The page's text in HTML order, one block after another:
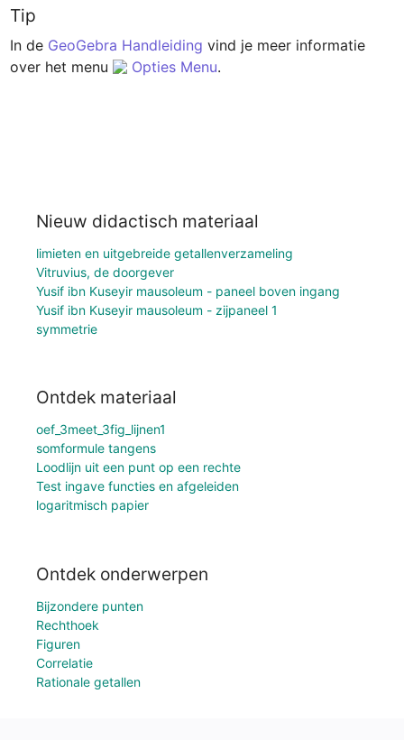
Tip
In de GeoGebra Handleiding vind je meer informatie
over het menu
Opties Menu.
Nieuw didactisch materiaal
limieten en uitgebreide getallenverzameling
Vitruvius, de doorgever
Yusif ibn Kuseyir mausoleum - paneel boven ingang
Yusif ibn Kuseyir mausoleum - zijpaneel 1
symmetrie
Ontdek materiaal
oef_3meet_3fig_lijnen1
somformule tangens
Loodlijn uit een punt op een rechte
Test ingave functies en afgeleiden
logaritmisch papier
Ontdek onderwerpen
Bijzondere punten
Rechthoek
Figuren
Correlatie
Rationale getallen